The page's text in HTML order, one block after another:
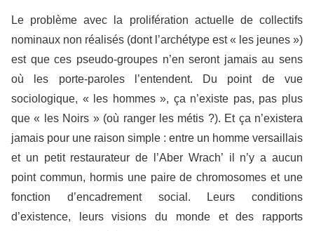
Le problème avec la prolifération actuelle de collectifs
nominaux non réalisés (dont l’archétype est « les jeunes »)
est que ces pseudo-groupes n’en seront jamais au sens
où les porte-paroles l’entendent. Du point de vue
sociologique, « les hommes », ça n’existe pas, pas plus
que « les Noirs » (où ranger les métis ?). Et ça n’existera
jamais pour une raison simple : entre un homme versaillais
et un petit restaurateur de l’Aber Wrach’ il n’y a aucun
point commun, hormis une paire de chromosomes et une
fonction d’encadrement social. Leurs conditions
d’existence, leurs visions du monde et des rapports